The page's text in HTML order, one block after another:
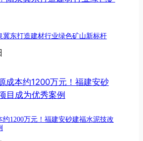
冀东打造建材行业绿色矿山新标杆
1200万元！福建安砂建福水泥技改